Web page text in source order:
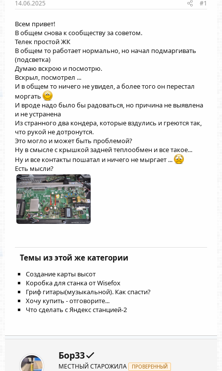
14.06.2025 #1
Всем привет!
В общем снова к сообществу за советом.
Телек простой ЖК
В общем то работает нормально, но начал подмаргивать
(подсветка)
Думаю вскрою и посмотрю.
Вскрыл, посмотрел ...
И в общем то ничего не увидел, а более того он перестал
моргать
И вроде надо было бы радоваться, но причина не выявлена
и не устранена
Из странного два кондера, которые вздулись и греются так,
что рукой не дотронутся.
Это могло и может быть проблемой?
Ну в смысле с крышкой задней теплообмен и все такое...
Ну и все контакты пошатал и ничего не мыргает ...
Есть мысли?
Темы из этой же категории
Создание карты высот
Коробка для станка от Wisefox
Гриф гитары(музыкальной). Как спасти?
Хочу купить - отговорите...
Что сделать с Яндекс станцией-2
Бор33
МЕСТНЫЙ СТАРОЖИЛА ПРОВЕРЕННЫЙ